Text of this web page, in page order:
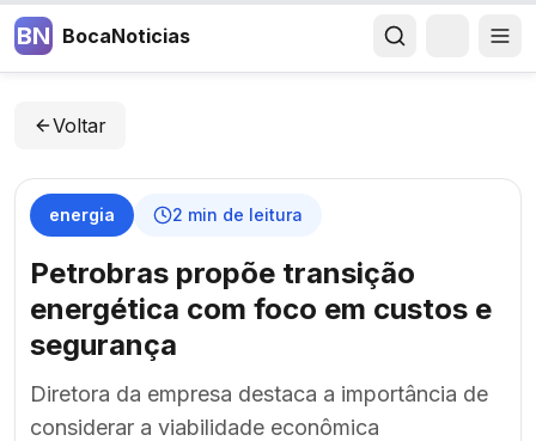
BN BocaNoticias
Voltar
energia 2 min de leitura
Petrobras propõe transição
energética com foco em custos e
segurança
Diretora da empresa destaca a importância de
considerar a viabilidade econômica